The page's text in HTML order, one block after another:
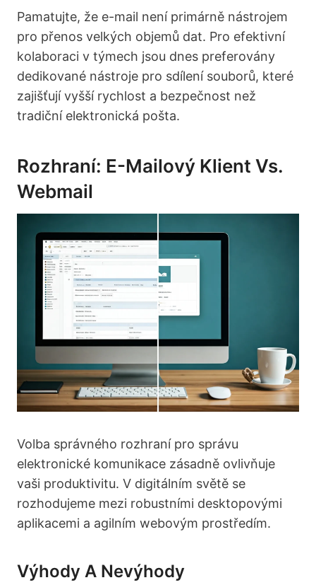
Pamatujte, že e-mail není primárně nástrojem
pro přenos velkých objemů dat. Pro efektivní
kolaboraci v týmech jsou dnes preferovány
dedikované nástroje pro sdílení souborů, které
zajišťují vyšší rychlost a bezpečnost než
tradiční elektronická pošta.
Rozhraní: E-Mailový Klient Vs.
Webmail
Volba správného rozhraní pro správu
elektronické komunikace zásadně ovlivňuje
vaši produktivitu. V digitálním světě se
rozhodujeme mezi robustními desktopovými
aplikacemi a agilním webovým prostředím.
Výhody A Nevýhody